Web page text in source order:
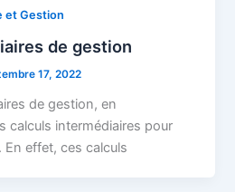
et Gestion
de gestion
17, 2022
de gestion, en
calculs intermédiaires pour
En effet, ces calculs